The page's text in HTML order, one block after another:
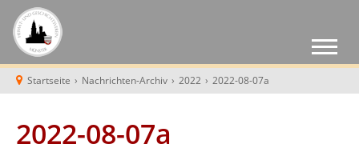
Startseite › Nachrichten-Archiv › 2022 › 2022-08-07a
2022-08-07a